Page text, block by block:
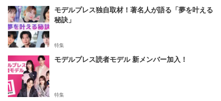
モデルプレス独自取材！著名人が語る「夢を叶える
秘訣」
特集
モデルプレス読者モデル 新メンバー加入！
特集